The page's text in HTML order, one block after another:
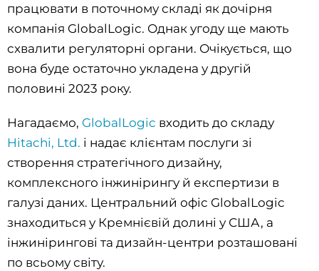
працювати в поточному складі як дочірня
компанія GlobalLogic. Однак угоду ще мають
схвалити регуляторні органи. Очікується, що
вона буде остаточно укладена у другій
половині 2023 року.
Нагадаємо, GlobalLogic входить до складу
Hitachi, Ltd. і надає клієнтам послуги зі
створення стратегічного дизайну,
комплексного інжинірингу й експертизи в
галузі даних. Центральний офіс GlobalLogic
знаходиться у Кремнієвій долині у США, а
інжинірингові та дизайн-центри розташовані
по всьому світу.